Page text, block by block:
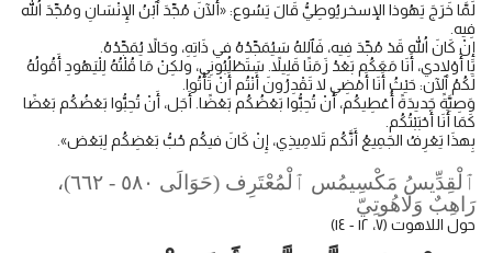
لَمَّا خَرَجَ يَهُوذا الإسخريُوطِيُّ قَالَ يَسُوع: «أَلآنَ مُجِّدَ ٱبْنُ الإِنْسَانِ ومُجِّدَ اللهُ
فِيه.
إِنْ كَانَ اللهُ قَدْ مُجِّدَ فِيه، فَٱللهُ سَيُمَجِّدُهُ في ذَاتِهِ، وحَالاً يُمَجِّدُهُ.
يَا أَوْلادي، أَنَا مَعَكُم بَعْدُ زَمَنًا قَلِيلاً. سَتَطْلُبُونِي، ولكِنْ مَا قُلْتُهُ لِلْيَهُودِ أَقُولُهُ
لَكُمُ ٱلآن: حَيْثُ أَنَا أَمْضِي لا تَقْدِرُونَ أَنْتُم أَنْ تَأْتُوا.
وَصِيَّةً جَديدَةً أُعْطِيكُم، أَنْ تُحِبُّوا بَعْضُكُم بَعْضًا. أَجَل، أَنْ تُحِبُّوا بَعْضُكُم بَعْضًا
كَمَا أَنَا أَحْبَبْتُكُم.
بِهذَا يَعْرِفُ الجَمِيعُ أَنَّكُم تَلامِيذِي، إِنْ كَانَ فيكُم حُبُّ بَعْضِكُم لِبَعْض».
ٱلْقِدِّيسُ مَكْسِيمُس ٱلْمُعْتَرِف (حَوَالَى ٥٨٠ - ٦٦٢)،
رَاهِبٌ وَلَاهُوتِيّ
حول اللاهوت (٧، ١٢ - ١٤)